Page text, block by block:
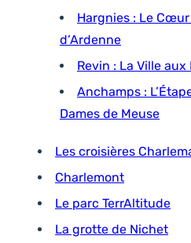
Hargnies : Le
d’Ardenne
Revin : La Ville
Anchamps :
Dames de Meuse
Les croisières
Charlemont
Le parc TerrAltitude
La grotte de Nichet